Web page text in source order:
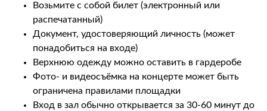
Возьмите с собой билет (электронный или
распечатанный)
Документ, удостоверяющий личность (может
понадобиться на входе)
Верхнюю одежду можно оставить в гардеробе
Фото- и видеосъёмка на концерте может быть
ограничена правилами площадки
Вход в зал обычно открывается за 30-60 минут до